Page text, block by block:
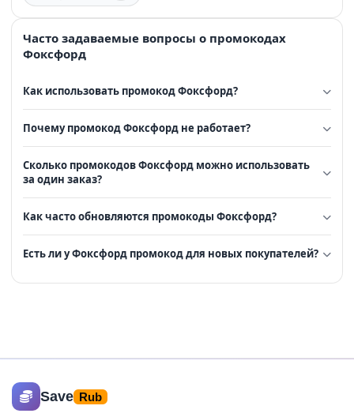
Часто задаваемые вопросы о промокодах
Фоксфорд
Как использовать промокод Фоксфорд?
Почему промокод Фоксфорд не работает?
Сколько промокодов Фоксфорд можно использовать
за один заказ?
Как часто обновляются промокоды Фоксфорд?
Есть ли у Фоксфорд промокод для новых покупателей?
Save Rub